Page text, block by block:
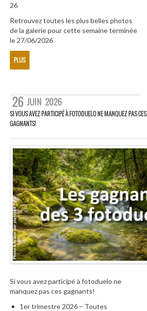
26
Retrouvez toutes les plus belles photos
de la galerie pour cette semaine terminée
le 27/06/2026
PLUS
26 JUIN 2026
SI VOUS AVEZ PARTICIPÉ À FOTODUELO NE MANQUEZ PAS CES
GAGNANTS!
Si vous avez participé à fotoduelo ne
manquez pas ces gagnants!
1er trimestre 2026 – Toutes